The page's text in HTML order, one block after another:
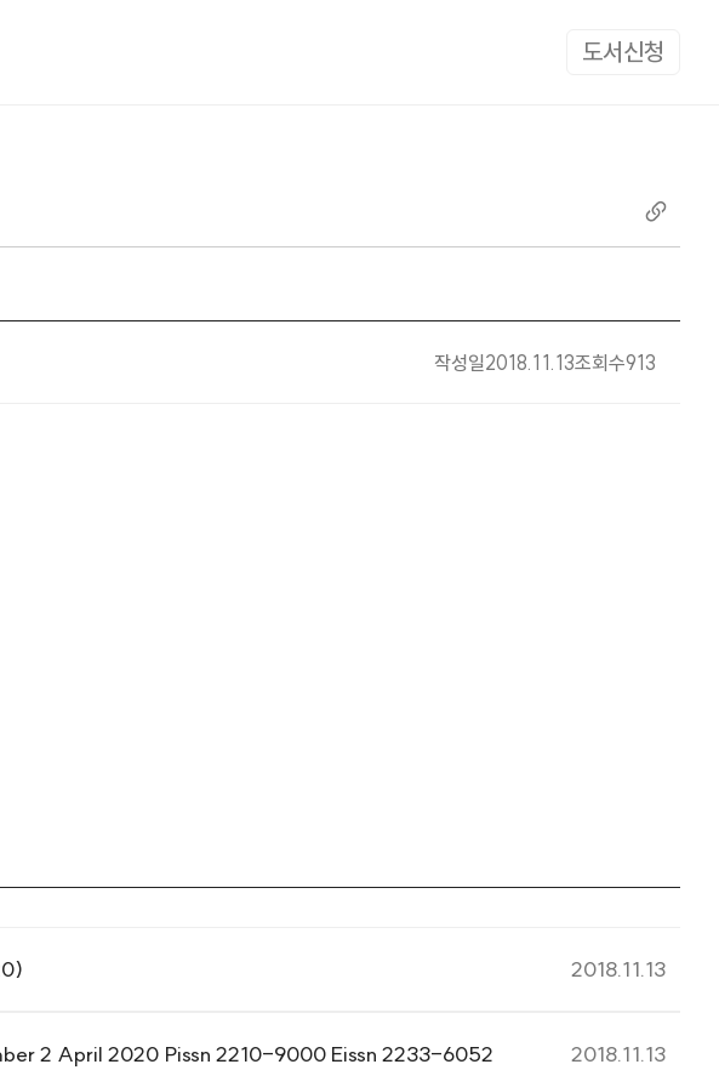
도서신청
작성일2018.11.13조회수913
2018.11.13
Research Perspectives Volume 11 Number 2 April 2020 Pissn 2210-9000 Eissn 2233-6052 2018.11.13